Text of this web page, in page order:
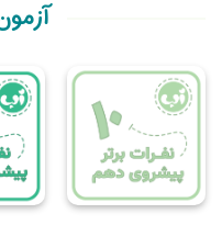
آزمون 20